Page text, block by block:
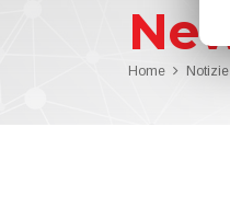
Home Notizie